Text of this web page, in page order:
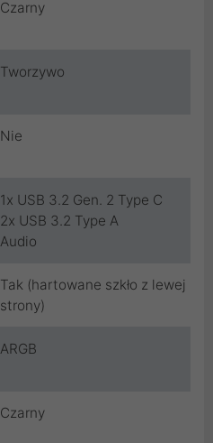
Czarny
Tworzywo
Nie
1x USB 3.2 Gen. 2 Type C
2x USB 3.2 Type A
Audio
Tak (hartowane szkło z lewej
strony)
ARGB
Czarny